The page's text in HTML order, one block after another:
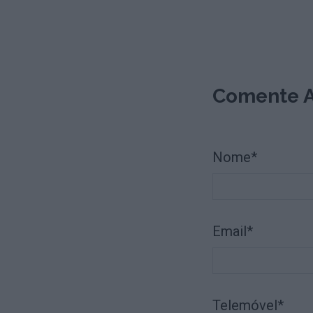
Comente
Nome*
Email*
Telemóvel*